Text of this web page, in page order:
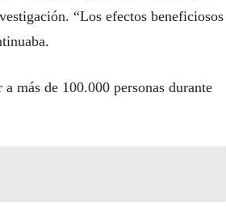
“Los efectos beneficiosos
más de 100.000 personas durante